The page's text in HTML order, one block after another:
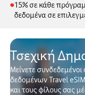
15% σε κάθε
δεδομένα σε
Τσεχική
Μείνετε
δεδομένων Travel
και τους φίλους σας